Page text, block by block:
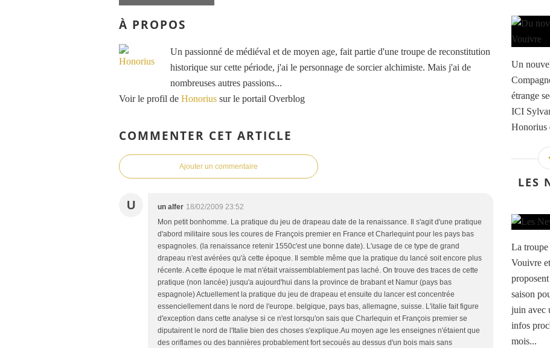
À PROPOS
Un passionné de médiéval et de moyen age, fait partie d'une troupe de reconstitution
historique sur cette période, j'ai le personnage de sorcier alchimiste. Mais j'ai de
nombreuses autres passions...
Voir le profil de Honorius sur le portail Overblog
COMMENTER CET ARTICLE
Ajouter un commentaire
U un alfer 18/02/2009 23:52
Mon petit bonhomme. La pratique du jeu de drapeau date de la renaissance. Il s'agit d'une pratique
d'abord militaire sous les coures de François premier en France et Charlequint pour les pays bas
espagnoles. (la renaissance retenir 1550c'est une bonne date). L'usage de ce type de grand
drapeau n'est avérées qu'à cette époque. Il semble même que la pratique du lancé soit encore plus
récente. A cette époque le mat n'était vraissemblablement pas laché. On trouve des traces de cette
pratique (non lancée) jusqu'a aujourd'hui dans la province de brabant et Namur (pays bas
espagnole) Actuellement la pratique du jeu de drapeau et ensuite du lancer est concentrée
essenciellement dans le nord de l'europe. belgique, pays bas, allemagne, suisse. L'italie fait figure
d'exception dans cette analyse si ce n'est lorsqu'on sais que Charlequin et François premier se
diputairent le nord de l'Italie bien des choses s'explique.Au moyen age les enseignes n'étaient que
des oriflames ou des bannières probablement fort secoués au dessus d'un bois mais sans
Un
étrange
ICI
Honorius
LES
La troupe
Vouivre
saison
juin avec
infos
mois...